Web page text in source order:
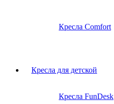
Кресла Comfort
Кресла для детской
Кресла FunDesk